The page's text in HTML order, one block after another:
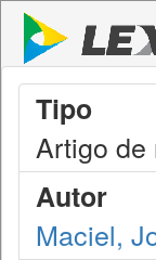
Tipo
Artigo de
Autor
Maciel,